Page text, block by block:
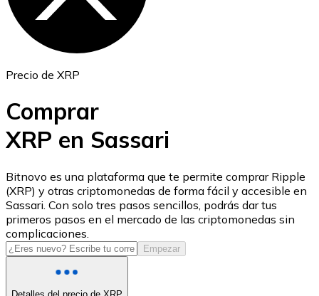
USD Coin
USDC
Precio de XRP
Comprar
XRP en Sassari
Bitnovo es una plataforma que te permite comprar Ripple
(XRP) y otras criptomonedas de forma fácil y accesible en
Sassari. Con solo tres pasos sencillos, podrás dar tus
primeros pasos en el mercado de las criptomonedas sin
complicaciones.
Empezar
Detalles del precio de XRP